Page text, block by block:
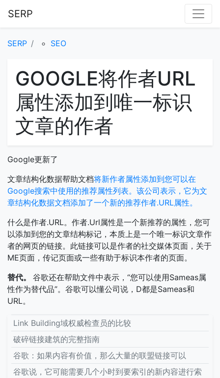
SERP
SERP SEO
GOOGLE将作者URL
属性添加到唯一标识
文章的作者
Google更新了
文章结构化数据帮助文档将新作者属性添加到您可以在
Google搜索中使用的推荐属性列表。该公司表示，它为文
章结构化数据文档添加了一个新的推荐作者.URL属性。
什么是作者.URL。作者.Url属性是一个新推荐的属性，您可
以添加到您的文章结构标记，本质上是一个唯一标识文章作
者的网页的链接。此链接可以是作者的社交媒体页面，关于
ME页面，传记页面或一些有助于标识本作者的页面。
替代。 谷歌还在帮助文件中表示，“您可以使用Sameas属
性作为替代品”。谷歌可以懂公司说，D都是Sameas和
URL。
Link Building域权威检查员的比较
破碎链接建筑的完整指南
谷歌：如果内容有价值，那么大量的联盟链接可以
谷歌说，它可能需要几个小时到要索引的新内容进行索